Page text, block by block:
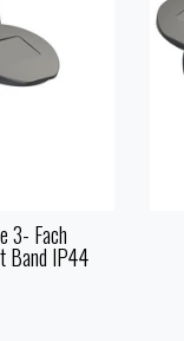
3- Fach
Band IP44